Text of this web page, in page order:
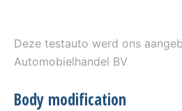
Deze testauto werd ons
Automobielhandel BV
Body modification